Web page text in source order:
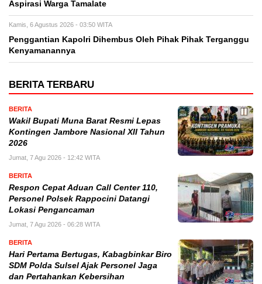
Aspirasi Warga Tamalate
Kamis, 6 Agustus 2026 - 03:50 WITA
Penggantian Kapolri Dihembus Oleh Pihak Pihak Terganggu
Kenyamanannya
BERITA TERBARU
BERITA
Wakil Bupati Muna Barat Resmi Lepas
Kontingen Jambore Nasional XII Tahun
2026
Jumat, 7 Agu 2026 - 12:42 WITA
BERITA
Respon Cepat Aduan Call Center 110,
Personel Polsek Rappocini Datangi
Lokasi Pengancaman
Jumat, 7 Agu 2026 - 06:28 WITA
BERITA
Hari Pertama Bertugas, Kabagbinkar Biro
SDM Polda Sulsel Ajak Personel Jaga
dan Pertahankan Kebersihan